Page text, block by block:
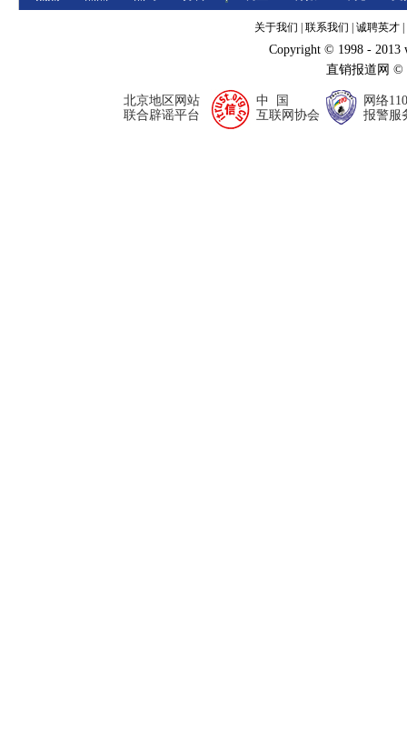
关于我们 联系我们 诚聘英才
Copyright © 1998 - 2013
直销报道网
北京地区网站
联合辟谣平台
中 国
互联网协会
网络110
报警服